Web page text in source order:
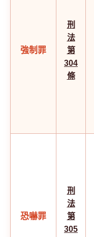
強制罪
刑
法
第
304
條
恐嚇罪
刑
法
第
305